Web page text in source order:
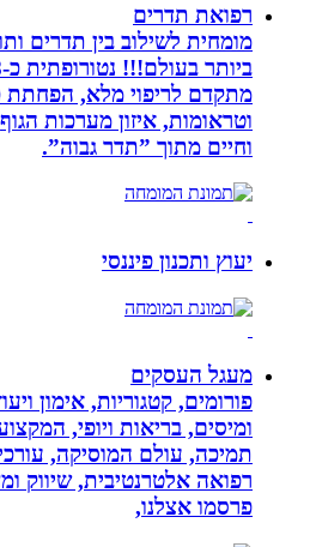
רפואת תדרים
מומחית לשילוב בין תדרים
מתקדם לריפוי מלא, הפחתת
וטראומות, איזון מערכות הגוף,
וחיים מתוך ”תדר גבוה”.
יעוץ ותכנון פיננסי
מעגל העסקים
פורומים, קטגוריות, אימון
ומיסים, בריאות ויופי,
תמיכה, עולם המוסיקה, עורכי
רפואה אלטרנטיבית, שיווק
פרסמו אצלנו,